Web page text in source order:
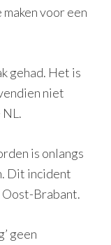
voor een
gehad. Het is
niet
is onlangs
Dit incident
Oost-Brabant.
geen